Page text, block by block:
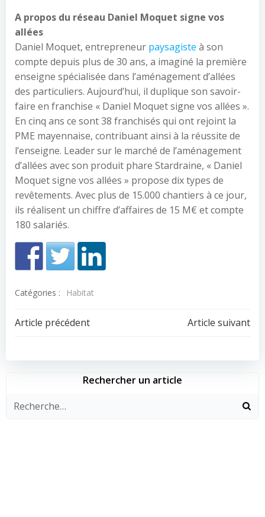
A propos du réseau Daniel Moquet signe vos
allées
Daniel Moquet, entrepreneur paysagiste à son
compte depuis plus de 30 ans, a imaginé la première
enseigne spécialisée dans l’aménagement d’allées
des particuliers. Aujourd’hui, il duplique son savoir-
faire en franchise « Daniel Moquet signe vos allées ».
En cinq ans ce sont 38 franchisés qui ont rejoint la
PME mayennaise, contribuant ainsi à la réussite de
l’enseigne. Leader sur le marché de l’aménagement
d’allées avec son produit phare Stardraine, « Daniel
Moquet signe vos allées » propose dix types de
revêtements. Avec plus de 15.000 chantiers à ce jour,
ils réalisent un chiffre d’affaires de 15 M€ et compte
180 salariés.
Catégories : Habitat
Navigation
de
l’article
Article précédent
Navigation
de
l’article
Article suivant
Rechercher un article